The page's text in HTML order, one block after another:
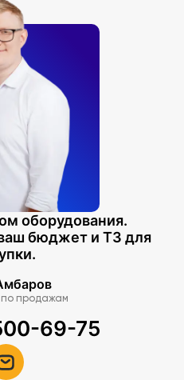
оборудования.
бюджет и ТЗ для
продажам
69-75